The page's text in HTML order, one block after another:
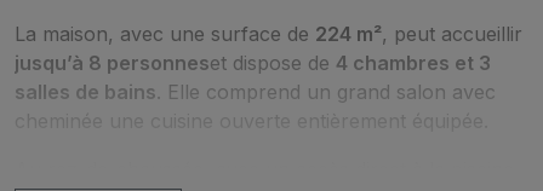
La maison, avec une surface de 224 m², peut accueillir
jusqu’à 8 personneset dispose de 4 chambres et 3
salles de bains. Elle comprend un grand salon avec